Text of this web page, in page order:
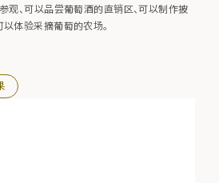
观、可以品尝葡萄酒的直销区、可以制作披
体验采摘葡萄的农场。